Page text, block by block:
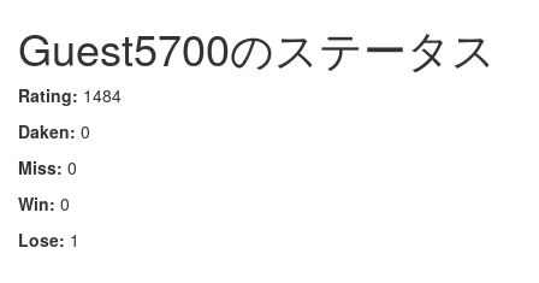
Guest5700のステータス
Rating: 1484
Daken: 0
Miss: 0
Win: 0
Lose: 1